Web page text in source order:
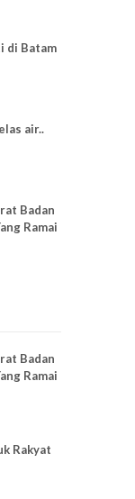
di Batam
air..
Badan
Ramai
Badan
Ramai
Rakyat